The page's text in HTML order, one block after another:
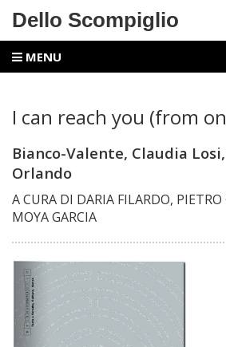
Dello Scompiglio
MENU
I can reach you (from
Bianco-Valente, Claudia
Orlando
A CURA DI DARIA FILARDO,
MOYA GARCIA